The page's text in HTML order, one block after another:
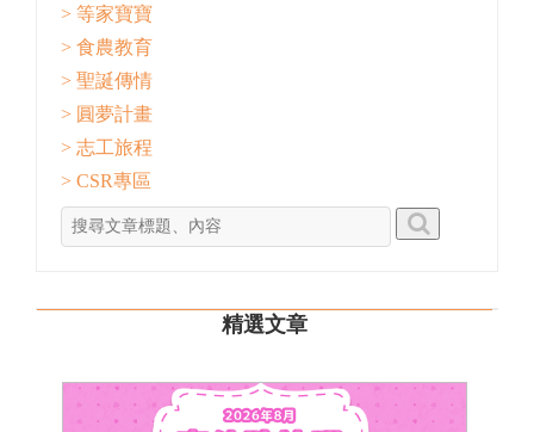
> 等家寶寶
> 食農教育
> 聖誕傳情
> 圓夢計畫
> 志工旅程
> CSR專區
精選文章